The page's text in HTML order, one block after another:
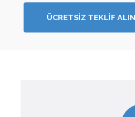
ÜCRETSİZ TEKLİF ALIN